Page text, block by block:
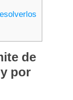
de
por